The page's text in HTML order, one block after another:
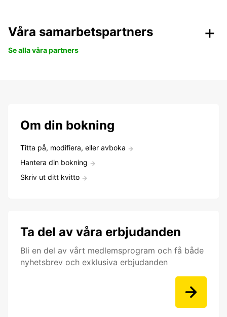
Våra samarbetspartners
Se alla våra partners
Om din bokning
Titta på, modifiera, eller avboka
Hantera din bokning
Skriv ut ditt kvitto
Ta del av våra erbjudanden
Bli en del av vårt medlemsprogram och få både
nyhetsbrev och exklusiva erbjudanden